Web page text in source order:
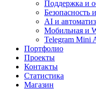
Поддержка и
Безопасность
AI и
Мобильная и
Telegram Mini
Портфолио
Проекты
Контакты
Статистика
Магазин